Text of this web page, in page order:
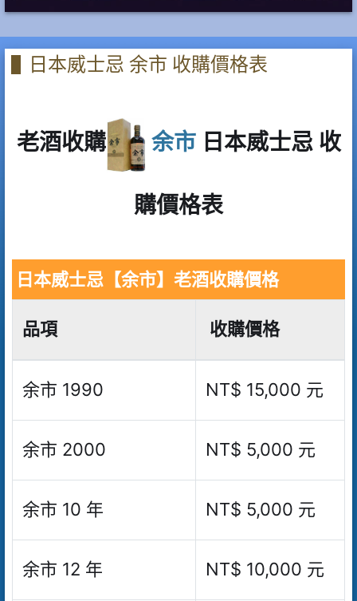
日本威士忌 余市 收購價格表
老酒收購 余市日本威士忌 收
購價格表
日本威士忌 【余市】 老酒收購價格
品項 收購價格
余市 1990 NT$ 15,000 元
余市 2000 NT$ 5,000 元
余市 10 年 NT$ 5,000 元
余市 12 年 NT$ 10,000 元